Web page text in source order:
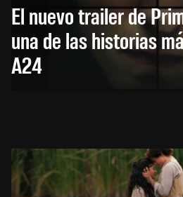
El nuevo trailer de
una de las historias
A24